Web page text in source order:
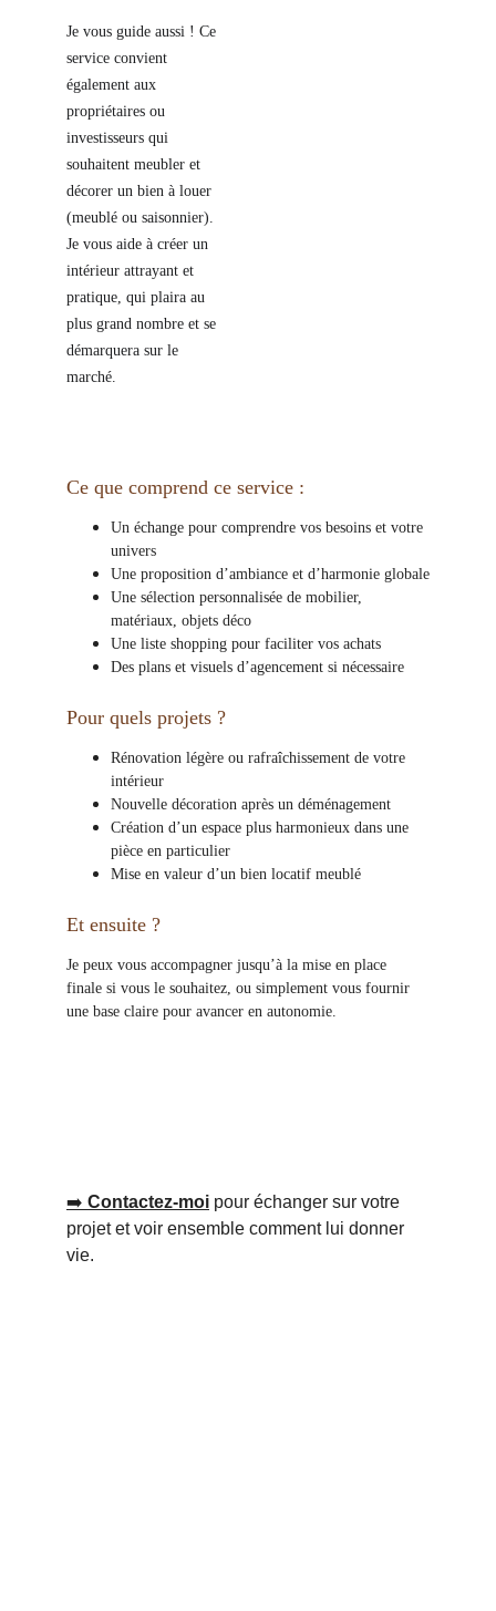
Je vous guide aussi ! Ce
service convient
également aux
propriétaires ou
investisseurs qui
souhaitent meubler et
décorer un bien à louer
(meublé ou saisonnier).
Je vous aide à créer un
intérieur attrayant et
pratique, qui plaira au
plus grand nombre et se
démarquera sur le
marché.
➡ Contactez-moi pour échanger sur votre
projet et voir ensemble comment lui donner
vie.
Ce que comprend ce service :
Un échange pour comprendre vos besoins et votre
univers
Une proposition d’ambiance et d’harmonie globale
Une sélection personnalisée de mobilier,
matériaux, objets déco
Une liste shopping pour faciliter vos achats
Des plans et visuels d’agencement si nécessaire
Pour quels projets ?
Rénovation légère ou rafraîchissement de votre
intérieur
Nouvelle décoration après un déménagement
Création d’un espace plus harmonieux dans une
pièce en particulier
Mise en valeur d’un bien locatif meublé
Et ensuite ?
Je peux vous accompagner jusqu’à la mise en place
finale si vous le souhaitez, ou simplement vous fournir
une base claire pour avancer en autonomie.